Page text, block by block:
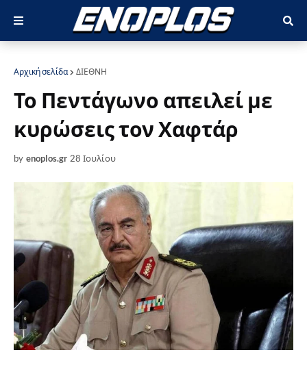
Αρχική σελίδα ΔΙΕΘΝΗ
Το Πεντάγωνο απειλεί με
κυρώσεις τον Χαφτάρ
by enoplos.gr 28 Ιουλίου